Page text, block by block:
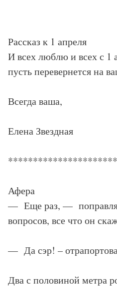
Рассказ к 1 апреля
И всех люблю и всех с 1
пусть перевернется на
Всегда ваша,
Елена Звездная
Афера
— Еще раз, —
вопросов, все что он
— Да сэр! –
Два с половиной метра